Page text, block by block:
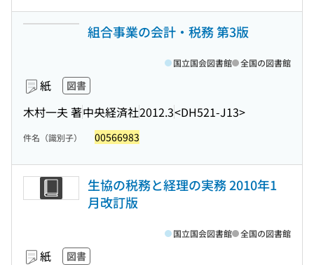
組合事業の会計・税務 第3版
紙 図書
木村一夫 著中央経済社2012.3<DH521-J13>
国立国会図書館 全国の図書館
件名（識別子） 00566983
生協の税務と経理の実務 2010年1
月改訂版
紙 図書
国立国会図書館 全国の図書館